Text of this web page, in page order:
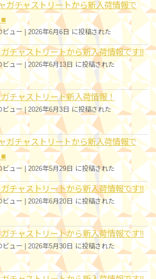
ガチャストリートから新入荷情報で
ビュー |2026年6月6日 に投稿された
チャストリートから新入荷情報です!!
ビュー| 2026年6月13日 に投稿された
チャストリート新入荷情報！
ビュー| 2026年6月3日 に投稿された
ガチャストリートから新入荷情報で
ビュー |2026年5月29日 に投稿された
チャストリートから新入荷情報です!!
ビュー |2026年6月20日 に投稿された
チャストリートから新入荷情報です!!
ビュー 2026年5月30日 に投稿された